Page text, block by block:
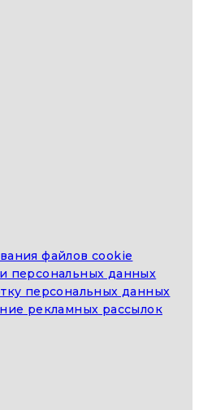
файлов cookie
персональных данных
персональных данных
рекламных рассылок